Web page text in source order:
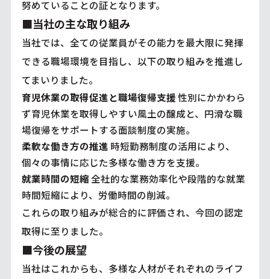
努めていることの証となります。
■当社の主な取り組み
当社では、全ての従業員がその能力を最大限に発揮
できる職場環境を目指し、以下の取り組みを推進し
てまいりました。
育児休業の取得促進と職場復帰支援性別にかかわら
ず育児休業を取得しやすい風土の醸成と、円滑な職
場復帰をサポートする面談制度の実施。
柔軟な働き方の推進 時短勤務制度の活用により、
個々の事情に応じた多様な働き方を支援。
就業時間の短縮全社的な業務効率化や段階的な就業
時間短縮により、労働時間の削減。
これらの取り組みが総合的に評価され、今回の認定
取得に至りました。
■今後の展望
当社はこれからも、多様な人材がそれぞれのライフ